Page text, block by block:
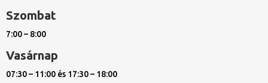
Szombat
7:00 – 8:00
Vasárnap
07:30 – 11:00 és 17:30 – 18:00